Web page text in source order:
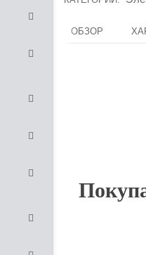
ОБЗОР